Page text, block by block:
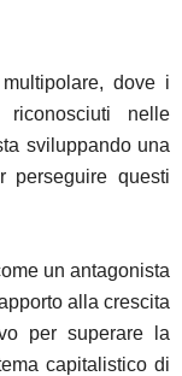
dove i
nelle
sviluppando una
perseguire questi
un antagonista
alla crescita
per superare la
capitalistico di